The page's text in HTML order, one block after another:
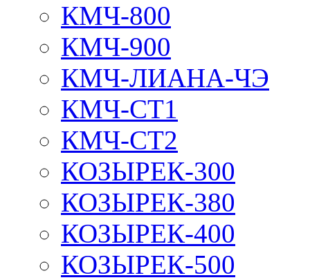
КМЧ-800
КМЧ-900
КМЧ-ЛИАНА-ЧЭ
КМЧ-СТ1
КМЧ-СТ2
КОЗЫРЕК-300
КОЗЫРЕК-380
КОЗЫРЕК-400
КОЗЫРЕК-500